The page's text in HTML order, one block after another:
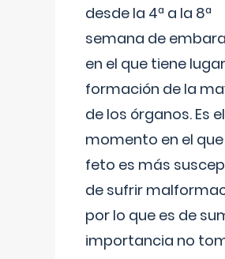
desde la 4ª a la 8ª
semana de
en el que tiene
formación de la
de los órganos. Es el
momento en el que
feto es más
de sufrir
por lo que es de
importancia no